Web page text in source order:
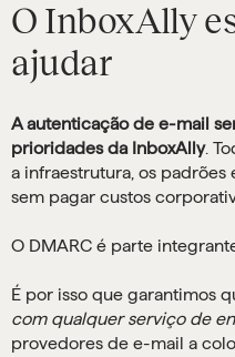
O InboxAlly
ajudar
A autenticação de e-mail
prioridades da InboxAlly.
a infraestrutura, os padrões
sem pagar custos
O DMARC é parte
É por isso que garantimos
com qualquer serviço de
provedores de e-mail a